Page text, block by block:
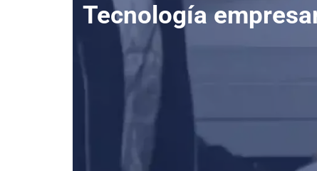
Tecnología